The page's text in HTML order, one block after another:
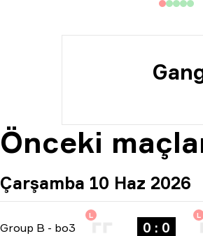
Önceki
Çarşamba 10 Haz 2026
Group B - bo3
L
0 : 0
L